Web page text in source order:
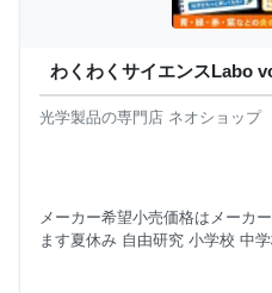
わくわくサイエンスLabo
光学製品の専門店 ネオショップ
メーカー希望小売価格はメーカ
ます夏休み 自由研究 小学校 中学